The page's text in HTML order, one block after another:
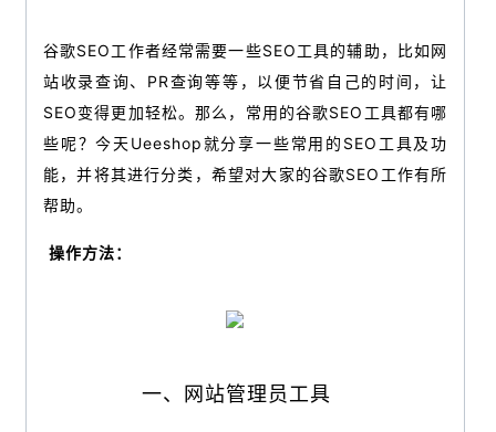
谷歌SEO工作者经常需要一些SEO工具的辅助，比如网
站收录查询、PR查询等等，以便节省自己的时间，让
SEO变得更加轻松。那么，常用的谷歌SEO工具都有哪
些呢？今天Ueeshop就分享一些常用的SEO工具及功
能，并将其进行分类，希望对大家的谷歌SEO工作有所
帮助。
操作方法：
一、网站管理员工具